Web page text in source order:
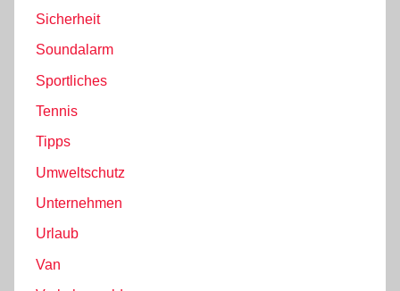
Sicherheit
Soundalarm
Sportliches
Tennis
Tipps
Umweltschutz
Unternehmen
Urlaub
Van